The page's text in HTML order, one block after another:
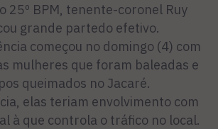
25º BPM, tenente-coronel Ruy
grande partedo efetivo.
começou no domingo (4) com
mulheres que foram baleadas e
queimados no Jacaré.
elas teriam envolvimento com
à que controla o tráfico no local.